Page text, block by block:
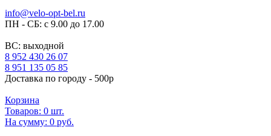
info@velo-opt-bel.ru
ПН - СБ: с 9.00 до 17.00
ВС: выходной
8 952 430 26 07
8 951 135 05 85
Доставка по городу - 500р
Корзина
Товаров: 0 шт.
На сумму: 0 руб.